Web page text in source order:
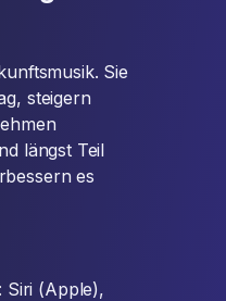
Sie
steigern
längst Teil
es
: Siri (Apple),